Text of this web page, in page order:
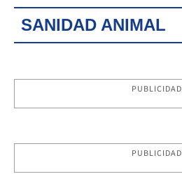
SANIDAD ANIMAL
PUBLICIDAD
PUBLICIDAD